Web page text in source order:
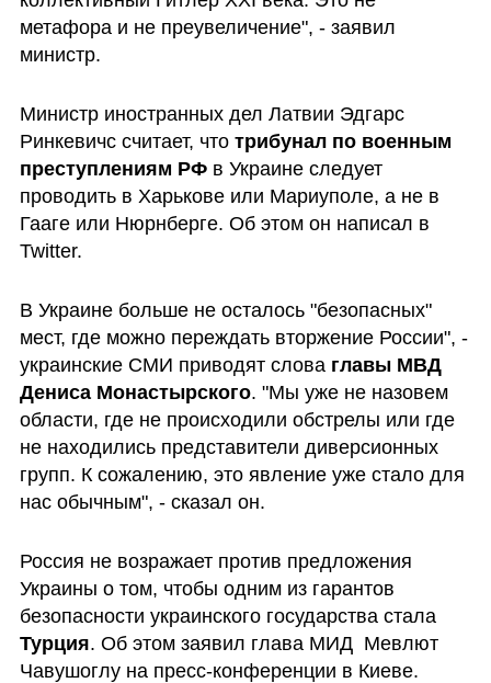
метафора и не преувеличение", - заявил
министр.
Министр иностранных дел Латвии Эдгарс
Ринкевичс считает, что трибунал по военным
преступлениям РФ в Украине следует
проводить в Харькове или Мариуполе, а не в
Гааге или Нюрнберге. Об этом он написал в
Twitter.
В Украине больше не осталось "безопасных"
мест, где можно переждать вторжение России", -
украинские СМИ приводят слова главы МВД
Дениса Монастырского. "Мы уже не назовем
области, где не происходили обстрелы или где
не находились представители диверсионных
групп. К сожалению, это явление уже стало для
нас обычным", - сказал он.
Россия не возражает против предложения
Украины о том, чтобы одним из гарантов
безопасности украинского государства стала
Турция. Об этом заявил глава МИД  Мевлют
Чавушоглу на пресс-конференции в Киеве.